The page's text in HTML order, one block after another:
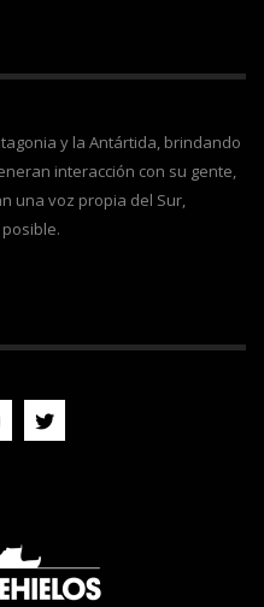
y la Antártida, brindando
interacción con su gente,
una voz propia del Sur,